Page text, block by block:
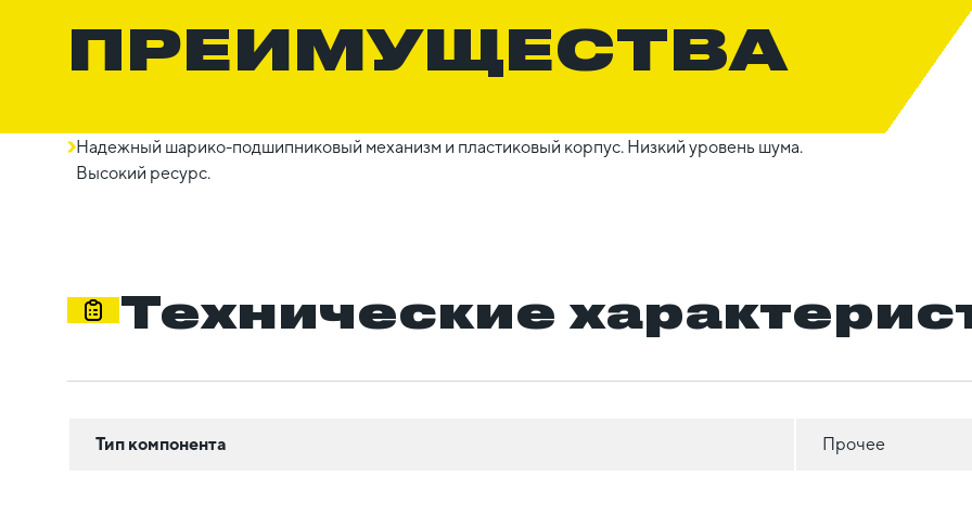
ПРЕИМУЩЕСТВА
Надежный шарико-подшипниковый механизм и пластиковый корпус. Низкий уровень шума.
Высокий ресурс.
Технические
Тип компонента Прочее